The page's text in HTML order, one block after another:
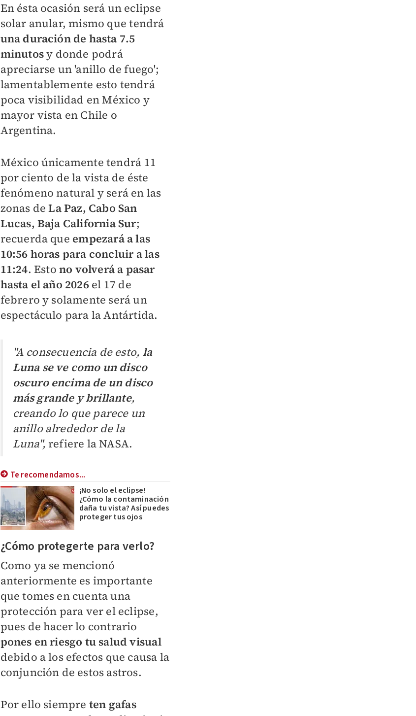
En ésta ocasión será un eclipse
solar anular, mismo que tendrá
una duración de hasta 7.5
minutosy donde podrá
apreciarse un 'anillo de fuego';
lamentablemente esto tendrá
poca visibilidad en México y
mayor vista en Chile o
Argentina.
México únicamente tendrá 11
por ciento de la vista de éste
fenómeno natural y será en las
zonas deLa Paz, Cabo San
Lucas, Baja California Sur;
recuerda que empezará a las
10:56 horas para concluir a las
11:24. Esto no volverá a pasar
hasta el año 2026el 17 de
febrero y solamente será un
espectáculo para la Antártida.
"A consecuencia de esto, la
Luna se ve como un disco
oscuro encima de un disco
más grande y brillante,
creando lo que parece un
anillo alrededor de la
Luna", refiere la NASA.
Te recomendamos...
¡No solo el eclipse!
¿Cómo la contaminación
daña tu vista? Así puedes
proteger tus ojos
​¿Cómo protegerte para verlo?
Como ya se mencionó
anteriormente es importante
que tomes en cuenta una
protección para ver el eclipse,
pues de hacer lo contrario
pones en riesgo tu salud visual
debido a los efectos que causa la
conjunción de estos astros.
​Por ello siempre ten gafas